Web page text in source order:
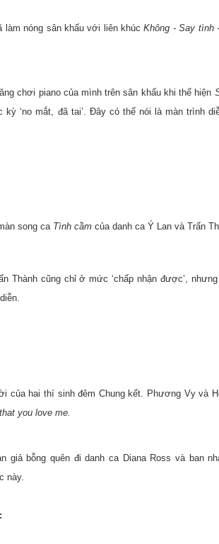
làm nóng sân khấu với liên khúc Không - Say tình
chơi piano của mình trên sân khấu khi thể hiện
‘no mắt, đã tai’. Đây có thể nói là màn trình
song ca Tình cầm của danh ca Ý Lan và Trấn
Thành cũng chỉ ở mức ‘chấp nhận được’,
của hai thí sinh đêm Chung kết. Phương Vy và
you love me.
giả bỗng quên đi danh ca Diana Ross và ban
này.